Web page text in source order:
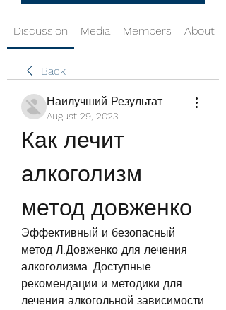
Discussion Media Members About
Back
Наилучший Результат
August 29, 2023
Как лечит
алкоголизм
метод довженко
Эффективный и безопасный
метод Л.Довженко для лечения
алкоголизма. Доступные
рекомендации и методики для
лечения алкогольной зависимости